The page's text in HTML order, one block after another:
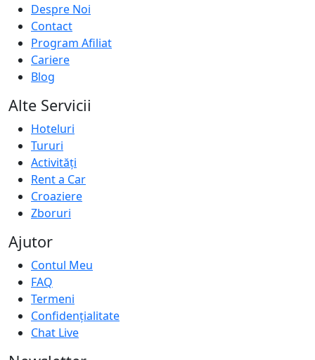
Despre Noi
Contact
Program Afiliat
Cariere
Blog
Alte Servicii
Hoteluri
Tururi
Activități
Rent a Car
Croaziere
Zboruri
Ajutor
Contul Meu
FAQ
Termeni
Confidențialitate
Chat Live